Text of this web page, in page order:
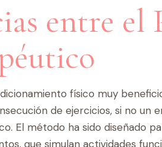
entre el
físico muy
de ejercicios, si no
El método ha sido diseñado
que simulan actividades